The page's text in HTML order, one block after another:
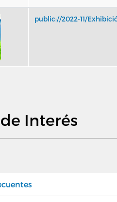
public://2022-11/
Interés